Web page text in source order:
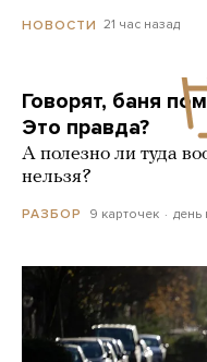
НОВОСТИ 21 час назад
Говорят, баня
Это правда?
А полезно ли туда
нельзя?
РАЗБОР 9 карточек день